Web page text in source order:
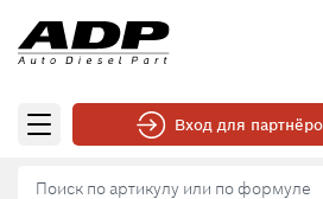
Вход для